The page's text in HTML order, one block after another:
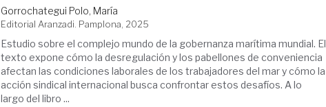
Gorrochategui Polo, María
Editorial Aranzadi. Pamplona, 2025
Estudio sobre el complejo mundo de la gobernanza marítima mundial. El
texto expone cómo la desregulación y los pabellones de conveniencia
afectan las condiciones laborales de los trabajadores del mar y cómo la
acción sindical internacional busca confrontar estos desafíos. A lo
largo del libro ...